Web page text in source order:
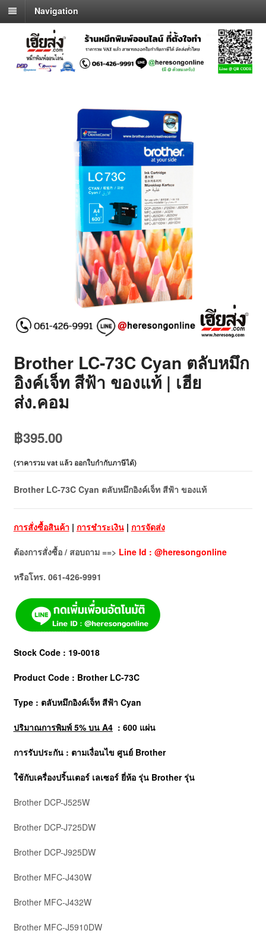
Navigation
Brother LC-73C Cyan ตลับหมึก
อิงค์เจ็ท สีฟ้า ของแท้ | เฮีย
ส่ง.คอม
฿395.00
(ราคารวม vat แล้ว ออกใบกำกับภาษีได้)
Brother LC-73C Cyan ตลับหมึกอิงค์เจ็ท สีฟ้า ของแท้
การสั่งซื้อสินค้า | การชำระเงิน| การจัดส่ง
ต้องการสั่งซื้อ / สอบถาม ==> Line Id : @heresongonline
หรือโทร. 061-426-9991
Stock Code : 19-0018
Product Code : Brother LC-73C
Type : ตลับหมึกอิงค์เจ็ท สีฟ้า Cyan
ปริมาณการพิมพ์ 5% บน A4: 600 แผ่น
การรับประกัน : ตามเงื่อนไข ศูนย์ Brother
ใช้กับเครื่องปริ้นเตอร์ เลเซอร์ ยี่ห้อ รุ่น Brother รุ่น
Brother DCP-J525W
Brother DCP-J725DW
Brother DCP-J925DW
Brother MFC-J430W
Brother MFC-J432W
Brother MFC-J5910DW